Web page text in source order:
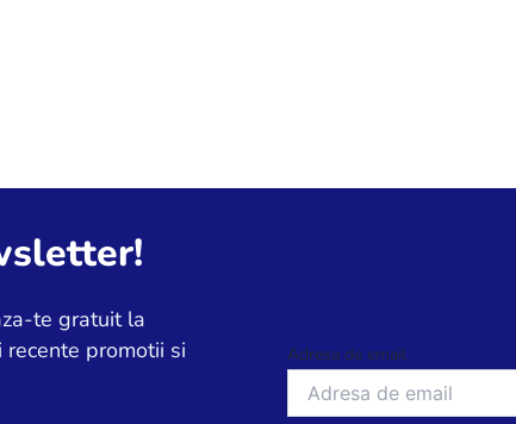
te gratuit la
promotii si
Adresa de email